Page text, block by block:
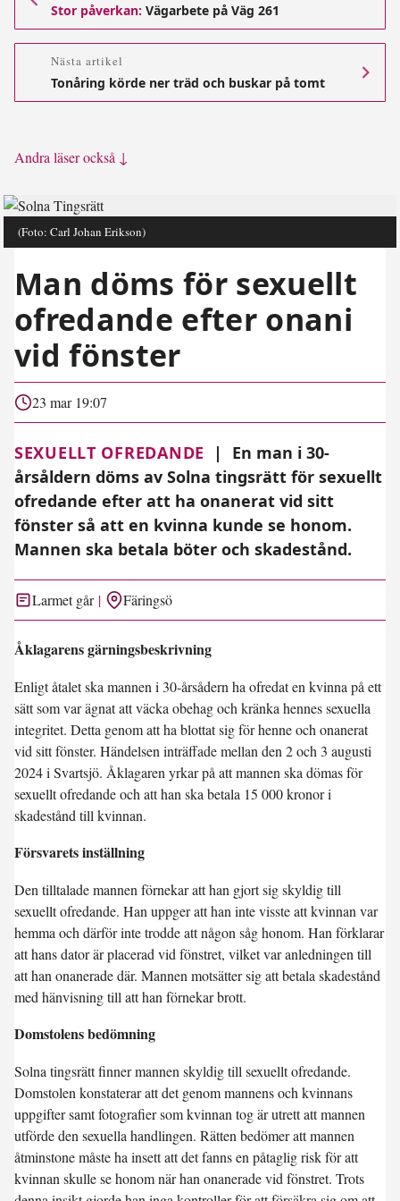
Stor påverkan: Vägarbete på Väg 261
Nästa artikel
Tonåring körde ner träd och buskar på tomt
Andra läser också ↓
(Foto: Carl Johan Erikson)
Man döms för sexuellt
ofredande efter onani
vid fönster
23 mar 19:07
SEXUELLT OFREDANDE |
En man i 30-
årsåldern döms av Solna tingsrätt för sexuellt
ofredande efter att ha onanerat vid sitt
fönster så att en kvinna kunde se honom.
Mannen ska betala böter och skadestånd.
Larmet går Färingsö
Åklagarens gärningsbeskrivning
Enligt åtalet ska mannen i 30-årsådern ha ofredat en kvinna på ett
sätt som var ägnat att väcka obehag och kränka hennes sexuella
integritet. Detta genom att ha blottat sig för henne och onanerat
vid sitt fönster. Händelsen inträffade mellan den 2 och 3 augusti
2024 i Svartsjö. Åklagaren yrkar på att mannen ska dömas för
sexuellt ofredande och att han ska betala 15 000 kronor i
skadestånd till kvinnan.
Försvarets inställning
Den tilltalade mannen förnekar att han gjort sig skyldig till
sexuellt ofredande. Han uppger att han inte visste att kvinnan var
hemma och därför inte trodde att någon såg honom. Han förklarar
att hans dator är placerad vid fönstret, vilket var anledningen till
att han onanerade där. Mannen motsätter sig att betala skadestånd
med hänvisning till att han förnekar brott.
Domstolens bedömning
Solna tingsrätt finner mannen skyldig till sexuellt ofredande.
Domstolen konstaterar att det genom mannens och kvinnans
uppgifter samt fotografier som kvinnan tog är utrett att mannen
utförde den sexuella handlingen. Rätten bedömer att mannen
åtminstone måste ha insett att det fanns en påtaglig risk för att
kvinnan skulle se honom när han onanerade vid fönstret. Trots